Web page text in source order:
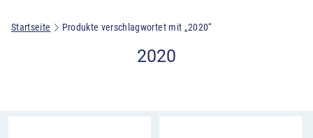
Startseite Produkte verschlagwortet mit „2020“
2020